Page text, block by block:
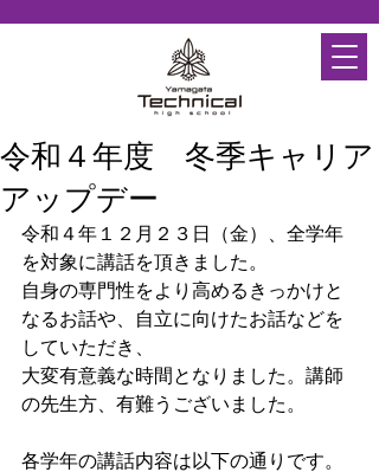
令和４年度 冬季キャリア
アップデー
令和４年１２月２３日（金）、全学年
を対象に講話を頂きました。
自身の専門性をより高めるきっかけと
なるお話や、自立に向けたお話などを
していただき、
大変有意義な時間となりました。講師
の先生方、有難うございました。
各学年の講話内容は以下の通りです。